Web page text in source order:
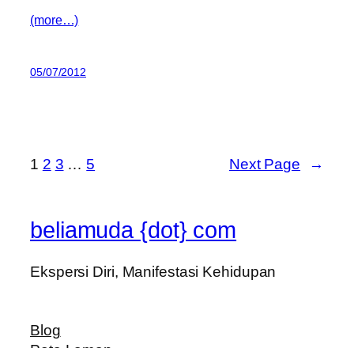
(more…)
05/07/2012
1 2 3 … 5 Next Page →
beliamuda {dot} com
Ekspersi Diri, Manifestasi Kehidupan
Blog